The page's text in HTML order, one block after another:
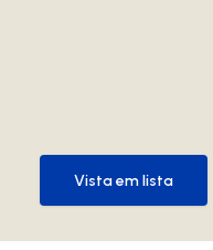
Vista em lista
Vista em lista